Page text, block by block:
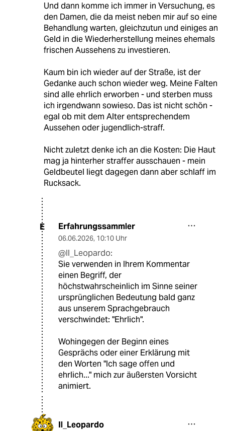
Und dann komme ich immer in Versuchung, es
den Damen, die da meist neben mir auf so eine
Behandlung warten, gleichzutun und einiges an
Geld in die Wiederherstellung meines ehemals
frischen Aussehens zu investieren.
Kaum bin ich wieder auf der Straße, ist der
Gedanke auch schon wieder weg. Meine Falten
sind alle ehrlich erworben - und sterben muss
ich irgendwann sowieso. Das ist nicht schön -
egal ob mit dem Alter entsprechendem
Aussehen oder jugendlich-straff.
Nicht zuletzt denke ich an die Kosten: Die Haut
mag ja hinterher straffer ausschauen - mein
Geldbeutel liegt dagegen dann aber schlaff im
Rucksack.
E Erfahrungssammler
06.06.2026, 10:10 Uhr
@Il_Leopardo:
Sie verwenden in Ihrem Kommentar
einen Begriff, der
höchstwahrscheinlich im Sinne seiner
ursprünglichen Bedeutung bald ganz
aus unserem Sprachgebrauch
verschwindet: "Ehrlich".
Wohingegen der Beginn eines
Gesprächs oder einer Erklärung mit
den Worten "Ich sage offen und
ehrlich..." mich zur äußersten Vorsicht
animiert.
Il_Leopardo